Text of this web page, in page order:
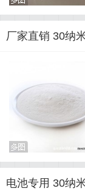
厂家直销 30纳
电池专用 30纳